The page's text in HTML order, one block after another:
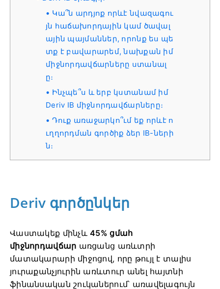
Կա՞ն արդյոք որևէ նվազագու
յն հաճախորդային կամ ծավալ
ային պայմաններ, որոնք ես պե
տք է բավարարեմ, նախքան իմ
միջնորդավճարները ստանալ
ը։
Ինչպե՞ս և երբ կստանամ իմ
Deriv IB միջնորդավճարները։
Դուք առաջարկո՞ւմ եք որևէ ո
ւղղորդման գործիք ձեր IB-ների
ն։
Deriv գործընկեր
Վաստակեք մինչև45% ցմահ
միջնորդավճար առցանց առևտրի
մատակարարի միջոցով, որը թույլ է տալիս
յուրաքանչյուրին առևտուր անել հայտնի
ֆինանսական շուկաներում՝ առավելագույն